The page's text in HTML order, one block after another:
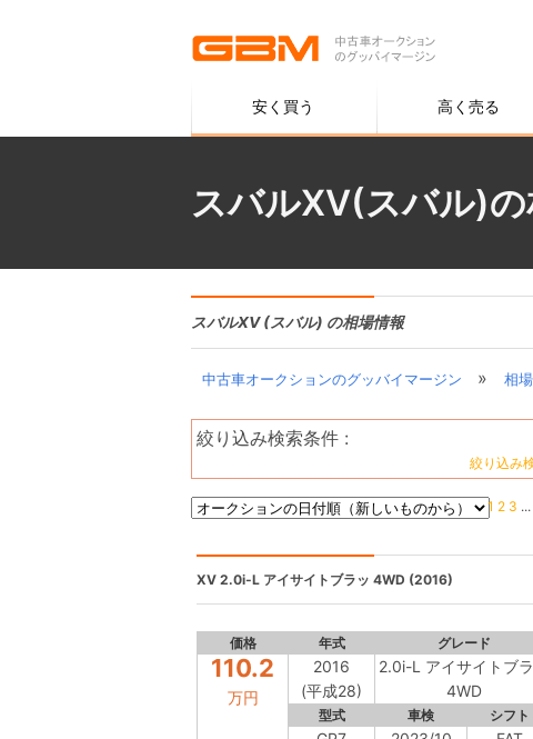
安く買う 高く売る
スバルXV(スバル)の
スバルXV (スバル) の相場情報
中古車オークションのグッバイマージン » 相
絞り込み検索条件 :
絞り込み
1 2 3 ...
XV 2.0i-L アイサイトブラッ 4WD (2016)
価格 年式 グレード
110.2
万円
2016
(平成28)
2.0i-L アイサイトブ
4WD
型式 車検 シフト